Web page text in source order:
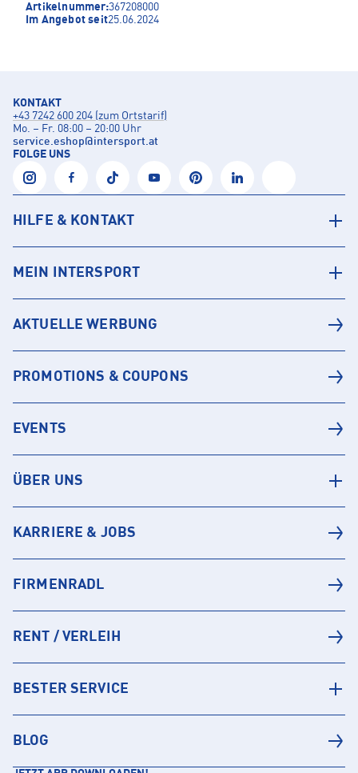
Artikelnummer:367208000
Im Angebot seit25.06.2024
KONTAKT
+43 7242 600 204 (zum Ortstarif)
Mo. – Fr. 08:00 – 20:00 Uhr
service.eshop@intersport.at
FOLGE UNS
HILFE & KONTAKT
MEIN INTERSPORT
AKTUELLE WERBUNG
PROMOTIONS & COUPONS
EVENTS
ÜBER UNS
KARRIERE & JOBS
FIRMENRADL
RENT / VERLEIH
BESTER SERVICE
BLOG